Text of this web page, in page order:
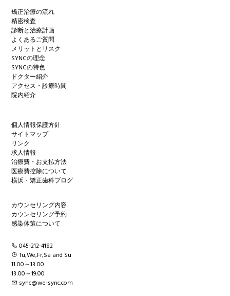
矯正治療の流れ
精密検査
診断と治療計画
よくあるご質問
メリットとリスク
SYNCの理念
SYNCの特色
ドクター紹介
アクセス・診療時間
院内紹介
個人情報保護方針
サイトマップ
リンク
求人情報
治療費・お支払方法
医療費控除について
横浜・矯正歯科ブログ
カウンセリング内容
カウンセリング予約
感染体策について
045-212-4182
Tu,We,Fr,Sa and Su
11:00～13:00
13:00～19:00
sync@we-sync.com